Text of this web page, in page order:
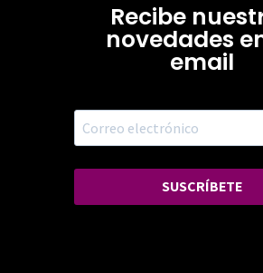
Recibe
novedades
email
SUSCRÍBETE